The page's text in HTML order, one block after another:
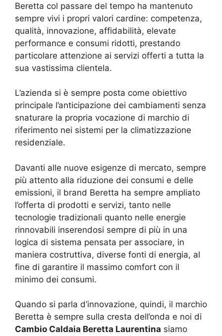
Beretta col passare del tempo ha mantenuto
sempre vivi i propri valori cardine: competenza,
qualità, innovazione, affidabilità, elevate
performance e consumi ridotti, prestando
particolare attenzione ai servizi offerti a tutta la
sua vastissima clientela.
L’azienda si è sempre posta come obiettivo
principale l’anticipazione dei cambiamenti senza
snaturare la propria vocazione di marchio di
riferimento nei sistemi per la climatizzazione
residenziale.
Davanti alle nuove esigenze di mercato, sempre
più attento alla riduzione dei consumi e delle
emissioni, il brand Beretta ha sempre ampliato
l’offerta di prodotti e servizi, tanto nelle
tecnologie tradizionali quanto nelle energie
rinnovabili inserendosi sempre di più in una
logica di sistema pensata per associare, in
maniera costruttiva, diverse fonti di energia, al
fine di garantire il massimo comfort con il
minimo dei consumi.
Quando si parla d’innovazione, quindi, il marchio
Beretta è sempre sulla cresta dell’onda e noi di
Cambio Caldaia Beretta Laurentina siamo